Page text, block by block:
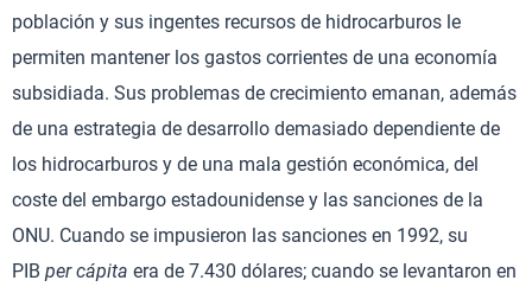
población y sus ingentes recursos de hidrocarburos le
permiten mantener los gastos corrientes de una economía
subsidiada. Sus problemas de crecimiento emanan, además
de una estrategia de desarrollo demasiado dependiente de
los hidrocarburos y de una mala gestión económica, del
coste del embargo estadounidense y las sanciones de la
ONU. Cuando se impusieron las sanciones en 1992, su
PIB per cápita era de 7.430 dólares; cuando se levantaron en